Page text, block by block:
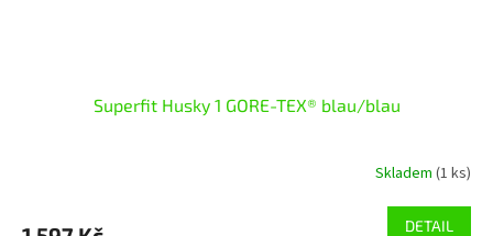
Superfit Husky 1 GORE-TEX® blau/blau
Skladem (1 ks)
DETAIL